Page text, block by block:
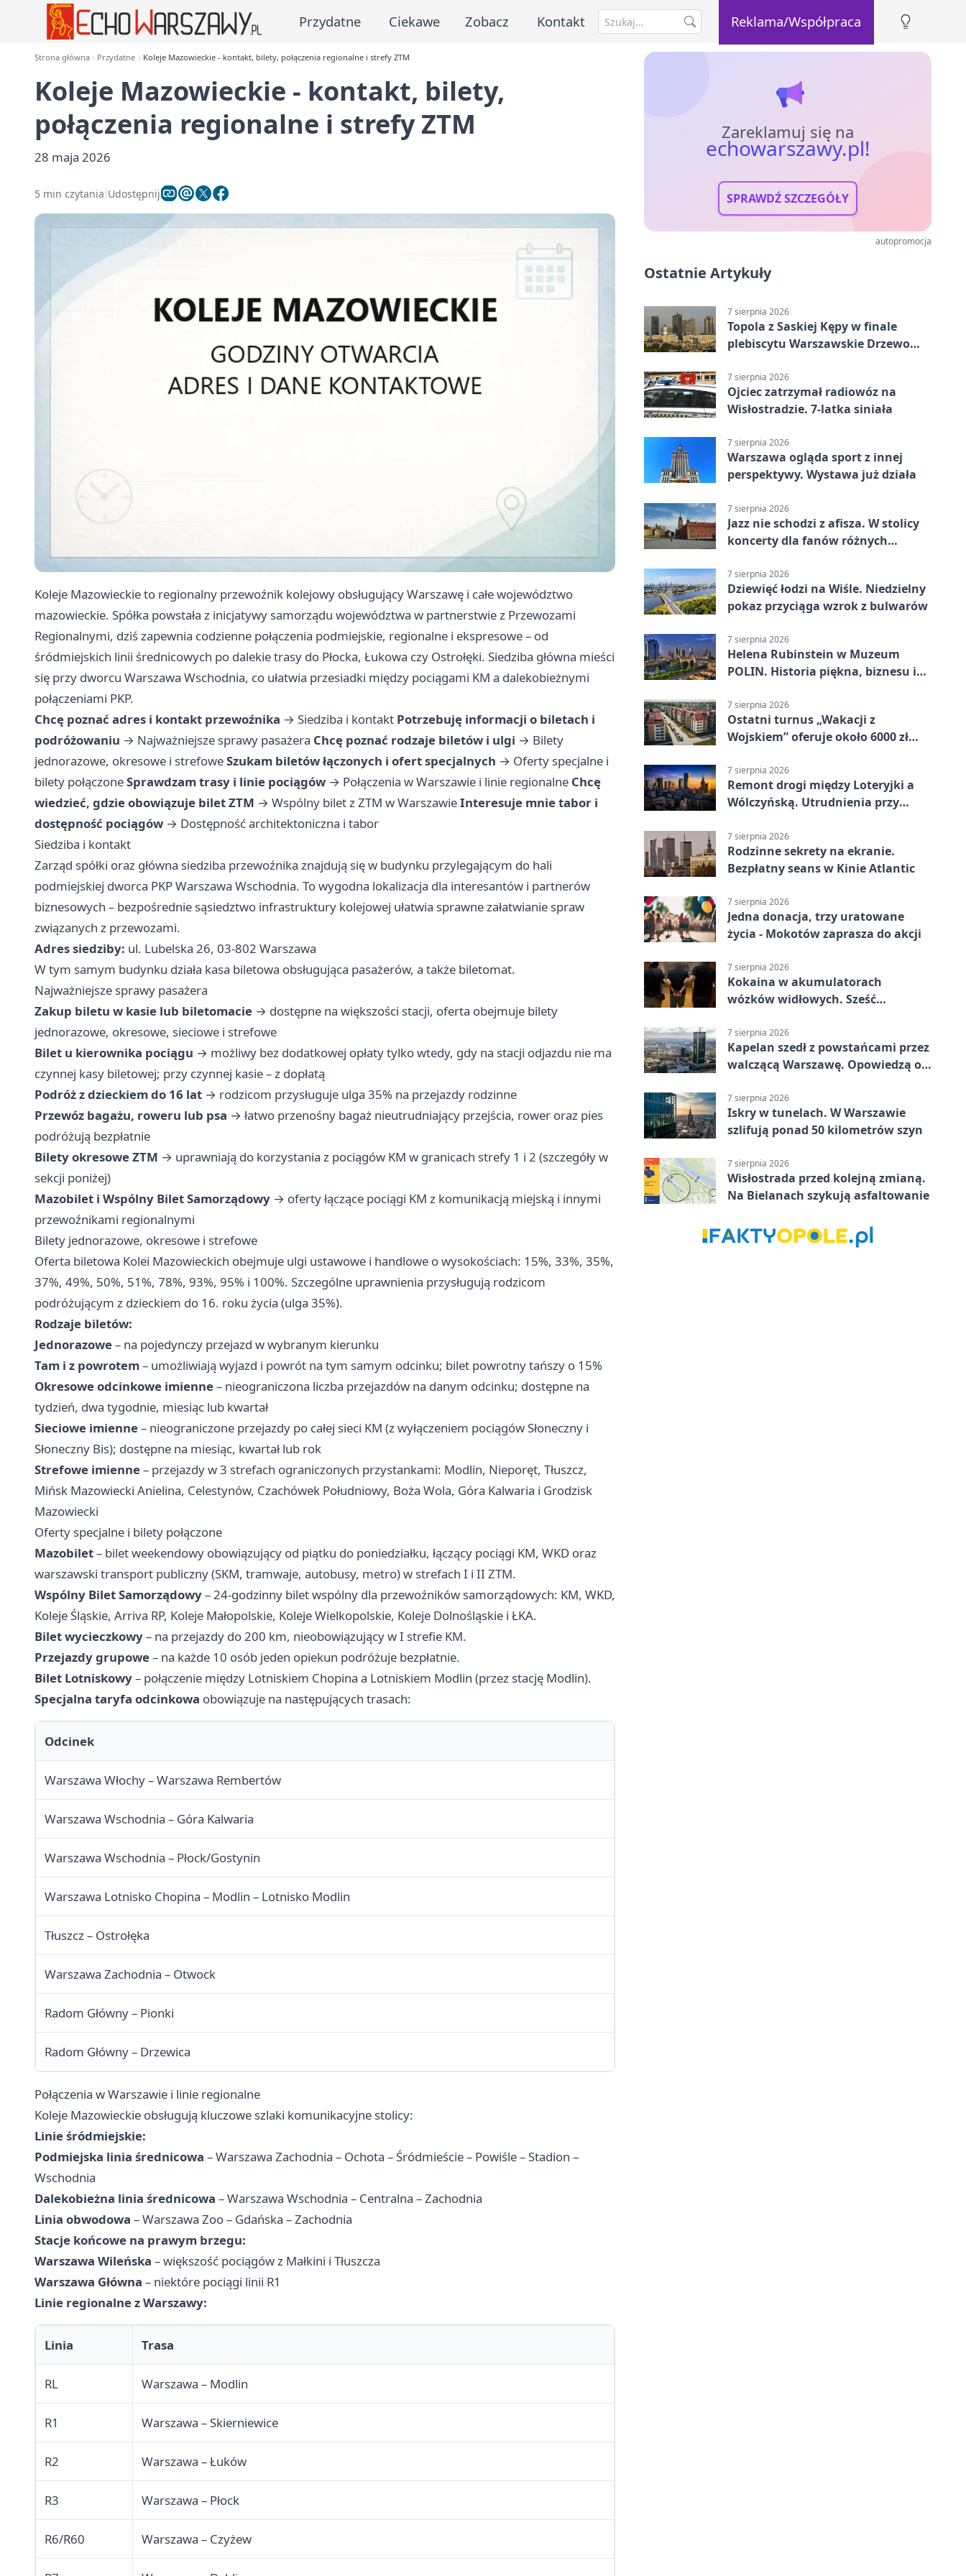
Przydatne Ciekawe Zobacz Kontakt Reklama/Współpraca
Strona główna Przydatne Koleje Mazowieckie - kontakt, bilety, połączenia regionalne i strefy ZTM
Koleje Mazowieckie - kontakt, bilety,
połączenia regionalne i strefy ZTM
28 maja 2026
5 min czytania Udostępnij
Koleje Mazowieckie to regionalny przewoźnik kolejowy obsługujący Warszawę i całe województwo
mazowieckie. Spółka powstała z inicjatywy samorządu województwa w partnerstwie z Przewozami
Regionalnymi, dziś zapewnia codzienne połączenia podmiejskie, regionalne i ekspresowe – od
śródmiejskich linii średnicowych po dalekie trasy do Płocka, Łukowa czy Ostrołęki. Siedziba główna mieści
się przy dworcu Warszawa Wschodnia, co ułatwia przesiadki między pociągami KM a dalekobieżnymi
połączeniami PKP.
Chcę poznać adres i kontakt przewoźnika → Siedziba i kontakt Potrzebuję informacji o biletach i
podróżowaniu → Najważniejsze sprawy pasażera Chcę poznać rodzaje biletów i ulgi → Bilety
jednorazowe, okresowe i strefoweSzukam biletów łączonych i ofert specjalnych → Oferty specjalne i
bilety połączoneSprawdzam trasy i linie pociągów → Połączenia w Warszawie i linie regionalne Chcę
wiedzieć, gdzie obowiązuje bilet ZTM → Wspólny bilet z ZTM w WarszawieInteresuje mnie tabor i
dostępność pociągów → Dostępność architektoniczna i tabor
Siedziba i kontakt
Zarząd spółki oraz główna siedziba przewoźnika znajdują się w budynku przylegającym do hali
podmiejskiej dworca PKP Warszawa Wschodnia. To wygodna lokalizacja dla interesantów i partnerów
biznesowych – bezpośrednie sąsiedztwo infrastruktury kolejowej ułatwia sprawne załatwianie spraw
związanych z przewozami.
Adres siedziby: ul. Lubelska 26, 03-802 Warszawa
W tym samym budynku działa kasa biletowa obsługująca pasażerów, a także biletomat.
Najważniejsze sprawy pasażera
Zakup biletu w kasie lub biletomacie → dostępne na większości stacji, oferta obejmuje bilety
jednorazowe, okresowe, sieciowe i strefowe
Bilet u kierownika pociągu → możliwy bez dodatkowej opłaty tylko wtedy, gdy na stacji odjazdu nie ma
czynnej kasy biletowej; przy czynnej kasie – z dopłatą
Podróż z dzieckiem do 16 lat → rodzicom przysługuje ulga 35% na przejazdy rodzinne
Przewóz bagażu, roweru lub psa → łatwo przenośny bagaż nieutrudniający przejścia, rower oraz pies
podróżują bezpłatnie
Bilety okresowe ZTM → uprawniają do korzystania z pociągów KM w granicach strefy 1 i 2 (szczegóły w
sekcji poniżej)
Mazobilet i Wspólny Bilet Samorządowy → oferty łączące pociągi KM z komunikacją miejską i innymi
przewoźnikami regionalnymi
Bilety jednorazowe, okresowe i strefowe
Oferta biletowa Kolei Mazowieckich obejmuje ulgi ustawowe i handlowe o wysokościach: 15%, 33%, 35%,
37%, 49%, 50%, 51%, 78%, 93%, 95% i 100%. Szczególne uprawnienia przysługują rodzicom
podróżującym z dzieckiem do 16. roku życia (ulga 35%).
Rodzaje biletów:
Jednorazowe– na pojedynczy przejazd w wybranym kierunku
Tam i z powrotem– umożliwiają wyjazd i powrót na tym samym odcinku; bilet powrotny tańszy o 15%
Okresowe odcinkowe imienne– nieograniczona liczba przejazdów na danym odcinku; dostępne na
tydzień, dwa tygodnie, miesiąc lub kwartał
Sieciowe imienne– nieograniczone przejazdy po całej sieci KM (z wyłączeniem pociągów Słoneczny i
Słoneczny Bis); dostępne na miesiąc, kwartał lub rok
Strefowe imienne– przejazdy w 3 strefach ograniczonych przystankami: Modlin, Nieporęt, Tłuszcz,
Mińsk Mazowiecki Anielina, Celestynów, Czachówek Południowy, Boża Wola, Góra Kalwaria i Grodzisk
Mazowiecki
Oferty specjalne i bilety połączone
Mazobilet– bilet weekendowy obowiązujący od piątku do poniedziałku, łączący pociągi KM, WKD oraz
warszawski transport publiczny (SKM, tramwaje, autobusy, metro) w strefach I i II ZTM.
Wspólny Bilet Samorządowy– 24-godzinny bilet wspólny dla przewoźników samorządowych: KM, WKD,
Koleje Śląskie, Arriva RP, Koleje Małopolskie, Koleje Wielkopolskie, Koleje Dolnośląskie i ŁKA.
Bilet wycieczkowy– na przejazdy do 200 km, nieobowiązujący w I strefie KM.
Przejazdy grupowe– na każde 10 osób jeden opiekun podróżuje bezpłatnie.
Bilet Lotniskowy– połączenie między Lotniskiem Chopina a Lotniskiem Modlin (przez stację Modlin).
Specjalna taryfa odcinkowa obowiązuje na następujących trasach:
Odcinek
Warszawa Włochy – Warszawa Rembertów
Warszawa Wschodnia – Góra Kalwaria
Warszawa Wschodnia – Płock/Gostynin
Warszawa Lotnisko Chopina – Modlin – Lotnisko Modlin
Tłuszcz – Ostrołęka
Warszawa Zachodnia – Otwock
Radom Główny – Pionki
Radom Główny – Drzewica
Połączenia w Warszawie i linie regionalne
Koleje Mazowieckie obsługują kluczowe szlaki komunikacyjne stolicy:
Linie śródmiejskie:
Podmiejska linia średnicowa – Warszawa Zachodnia – Ochota – Śródmieście – Powiśle – Stadion –
Wschodnia
Dalekobieżna linia średnicowa – Warszawa Wschodnia – Centralna – Zachodnia
Linia obwodowa – Warszawa Zoo – Gdańska – Zachodnia
Stacje końcowe na prawym brzegu:
Warszawa Wileńska – większość pociągów z Małkini i Tłuszcza
Warszawa Główna – niektóre pociągi linii R1
Linie regionalne z Warszawy:
Linia Trasa
RL Warszawa – Modlin
R1 Warszawa – Skierniewice
R2 Warszawa – Łuków
R3 Warszawa – Płock
R6/R60 Warszawa – Czyżew
Zareklamuj się na
echowarszawy.pl!
SPRAWDŹ SZCZEGÓŁY
autopromocja
Ostatnie Artykuły
7 sierpnia 2026
Topola z Saskiej Kępy w finale
plebiscytu Warszawskie Drzewo
7 sierpnia 2026
Ojciec zatrzymał radiowóz na
Wisłostradzie. 7-latka siniała
7 sierpnia 2026
Warszawa ogląda sport z innej
perspektywy. Wystawa już działa
7 sierpnia 2026
Jazz nie schodzi z afisza. W stolicy
koncerty dla fanów różnych
7 sierpnia 2026
Dziewięć łodzi na Wiśle. Niedzielny
pokaz przyciąga wzrok z bulwarów
7 sierpnia 2026
Helena Rubinstein w Muzeum
POLIN. Historia piękna, biznesu i
7 sierpnia 2026
Ostatni turnus „Wakacji z
Wojskiem” oferuje około 6000 zł
7 sierpnia 2026
Remont drogi między Loteryjki a
Wólczyńską. Utrudnienia przy
7 sierpnia 2026
Rodzinne sekrety na ekranie.
Bezpłatny seans w Kinie Atlantic
7 sierpnia 2026
Jedna donacja, trzy uratowane
życia - Mokotów zaprasza do akcji
7 sierpnia 2026
Kokaina w akumulatorach
wózków widłowych. Sześć
województwach
7 sierpnia 2026
Kapelan szedł z powstańcami przez
walczącą Warszawę. Opowiedzą o
7 sierpnia 2026
Iskry w tunelach. W Warszawie
szlifują ponad 50 kilometrów szyn
7 sierpnia 2026
Wisłostrada przed kolejną zmianą.
Na Bielanach szykują asfaltowanie